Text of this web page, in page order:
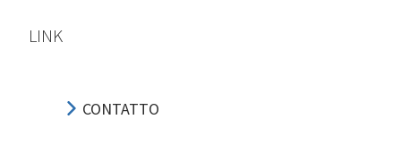
LINK
CONTATTO